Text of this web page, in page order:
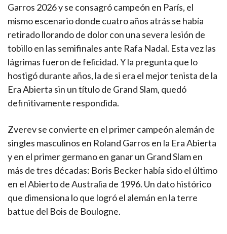
Garros 2026 y se consagró campeón en París, el
mismo escenario donde cuatro años atrás se había
retirado llorando de dolor con una severa lesión de
tobillo en las semifinales ante Rafa Nadal. Esta vez las
lágrimas fueron de felicidad. Y la pregunta que lo
hostigó durante años, la de si era el mejor tenista de la
Era Abierta sin un título de Grand Slam, quedó
definitivamente respondida.
Zverev se convierte en el primer campeón alemán de
singles masculinos en Roland Garros en la Era Abierta
y en el primer germano en ganar un Grand Slam en
más de tres décadas: Boris Becker había sido el último
en el Abierto de Australia de 1996. Un dato histórico
que dimensiona lo que logró el alemán en la terre
battue del Bois de Boulogne.